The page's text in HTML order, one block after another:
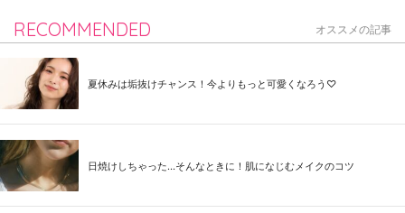
RECOMMENDED オススメの記事
夏休みは垢抜けチャンス！今よりもっと可愛くなろう♡
日焼けしちゃった...そんなときに！肌になじむメイクのコツ